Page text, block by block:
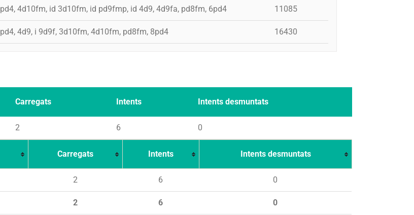
pd4, 4d10fm, id 3d10fm, id pd9fmp, id 4d9, 4d9fa, pd8fm, 6pd4 11085
pd4, 4d9, i 9d9f, 3d10fm, 4d10fm, pd8fm, 8pd4 16430
Carregats Intents Intents desmuntats
2 6 0
Carregats Intents Intents desmuntats
2 6 0
2 6 0